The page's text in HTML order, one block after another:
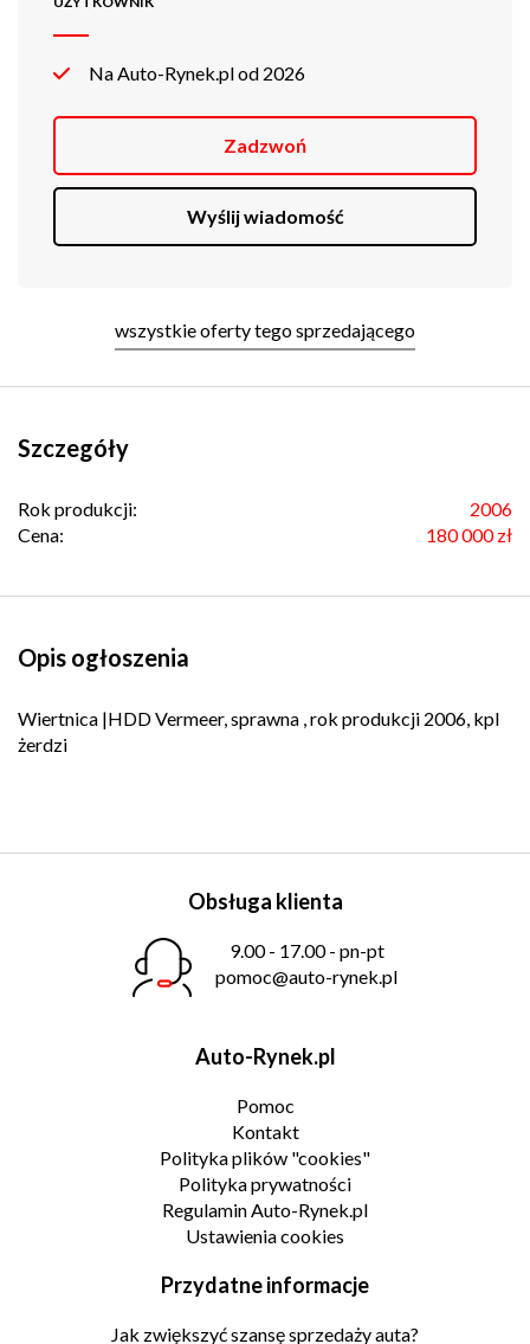
Na Auto-Rynek.pl od 2026
Zadzwoń
Wyślij wiadomość
wszystkie oferty tego sprzedającego
Szczegóły
Rok produkcji:
2006
Cena:
180 000 zł
Opis ogłoszenia
Wiertnica |HDD Vermeer, sprawna , rok produkcji 2006, kpl
żerdzi
Obsługa klienta
9.00 - 17.00 - pn-pt
pomoc@auto-rynek.pl
Auto-Rynek.pl
Pomoc
Kontakt
Polityka plików "cookies"
Polityka prywatności
Regulamin Auto-Rynek.pl
Ustawienia cookies
Przydatne informacje
Jak zwiększyć szansę sprzedaży auta?